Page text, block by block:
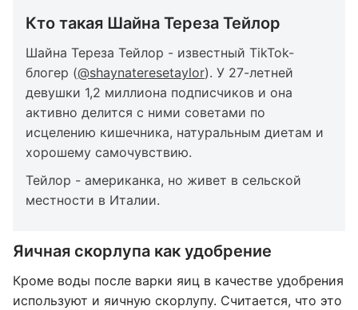
Кто такая Шайна Тереза ​​Тейлор
Шайна Тереза ​​Тейлор - известный TikTok-
блогер (@shaynateresetaylor). У 27-летней
девушки 1,2 миллиона подписчиков и она
активно делится с ними советами по
исцелению кишечника, натуральным диетам и
хорошему самочувствию.
Тейлор - американка, но живет в сельской
местности в Италии.
Яичная скорлупа как удобрение
Кроме воды после варки яиц в качестве удобрения
используют и яичную скорлупу. Считается, что это